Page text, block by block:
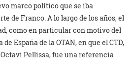
marco político que se iba
de Franco. A lo largo de los años, el
como en particular con motivo del
España de la OTAN, en que el CTD,
Pellissa, fue una referencia